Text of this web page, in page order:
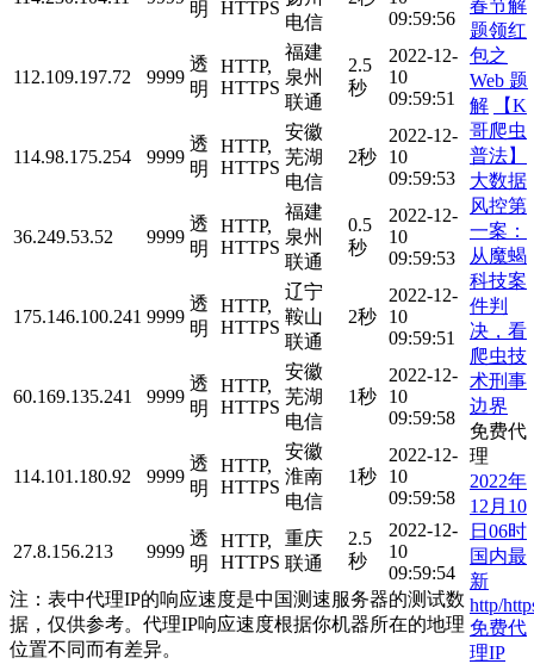
明
HTTPS
电信
09:59:56
112.109.197.72 9999
透
明
HTTP,
HTTPS
福建
泉州
联通
2.5
秒
2022-12-
10
09:59:51
114.98.175.254 9999
透
明
HTTP,
HTTPS
安徽
芜湖
电信
2秒
2022-12-
10
09:59:53
36.249.53.52 9999
透
明
HTTP,
HTTPS
福建
泉州
联通
0.5
秒
2022-12-
10
09:59:53
175.146.100.241 9999
透
明
HTTP,
HTTPS
辽宁
鞍山
联通
2秒
2022-12-
10
09:59:51
60.169.135.241 9999
透
明
HTTP,
HTTPS
安徽
芜湖
电信
1秒
2022-12-
10
09:59:58
114.101.180.92 9999
透
明
HTTP,
HTTPS
安徽
淮南
电信
1秒
2022-12-
10
09:59:58
27.8.156.213 9999
透
明
HTTP,
HTTPS
重庆
联通
2.5
秒
2022-12-
10
09:59:54
注：表中代理IP的响应速度是中国测速服务器的测试数
据，仅供参考。代理IP响应速度根据你机器所在的地理
位置不同而有差异。
春节解
题领红
包之
Web 题
解
【K
哥爬虫
普法】
大数据
风控第
一案：
从魔蝎
科技案
件判
决，看
爬虫技
术刑事
边界
免费代
理
2022年
12月10
日06时
国内最
新
http/
免费代
理IP